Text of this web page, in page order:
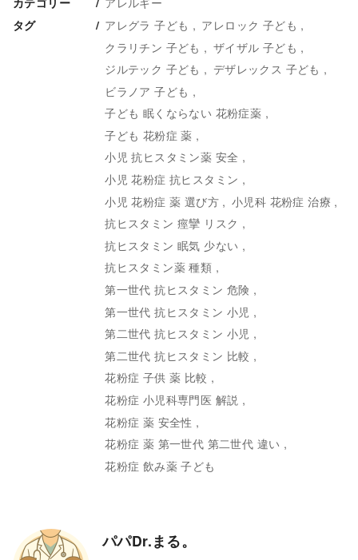
タグ アレグラ 子ども
アレロック 子ども
クラリチン 子ども
ザイザル 子ども
ジルテック 子ども
デザレックス 子ども
ビラノア 子ども
子ども 眠くならない 花粉症薬
子ども 花粉症 薬
小児 抗ヒスタミン薬 安全
小児 花粉症 抗ヒスタミン
小児 花粉症 薬 選び方
小児科 花粉症 治療
抗ヒスタミン 痙攣 リスク
抗ヒスタミン 眠気 少ない
抗ヒスタミン薬 種類
第一世代 抗ヒスタミン 危険
第一世代 抗ヒスタミン 小児
第二世代 抗ヒスタミン 小児
第二世代 抗ヒスタミン 比較
花粉症 子供 薬 比較
花粉症 小児科専門医 解説
花粉症 薬 安全性
花粉症 薬 第一世代 第二世代 違い
花粉症 飲み薬 子ども
パパDr.まる。